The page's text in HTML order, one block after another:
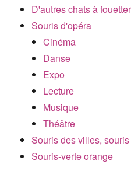
D'autres chats à fouetter
Souris d'opéra
Cinéma
Danse
Expo
Lecture
Musique
Théâtre
Souris des villes,
Souris-verte orange